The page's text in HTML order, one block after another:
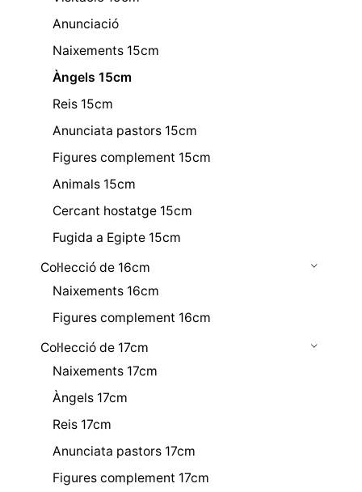
Anunciació
Naixements 15cm
Àngels 15cm
Reis 15cm
Anunciata pastors 15cm
Figures complement 15cm
Animals 15cm
Cercant hostatge 15cm
Fugida a Egipte 15cm
Col·lecció de 16cm
Naixements 16cm
Figures complement 16cm
Col·lecció de 17cm
Naixements 17cm
Àngels 17cm
Reis 17cm
Anunciata pastors 17cm
Figures complement 17cm